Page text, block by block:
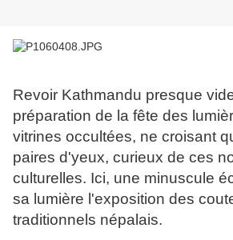
Revoir Kathmandu presque
préparation de la fête des
vitrines occultées, ne croisant
paires d'yeux, curieux de ces
culturelles. Ici, une minuscule
sa lumière l'exposition des
traditionnels népalais.